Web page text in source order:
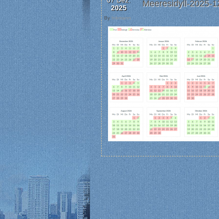
Meeresidyll-2025-
2025
By Inkmann